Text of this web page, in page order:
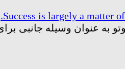
به عنوان وسیله جانبی